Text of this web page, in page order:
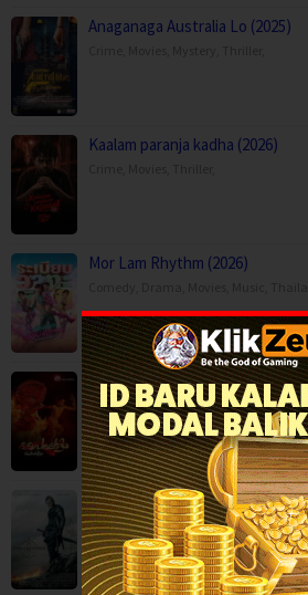
Anaganaga Australia Lo (2025)
Kaalam paranja kadha (2026)
Mor Lam Rhythm (2026)
Paithalattam (2026)
Crime,Movies,Thriller,
Son of Revenge – The Story of
Action,Drama,Movies,Finland